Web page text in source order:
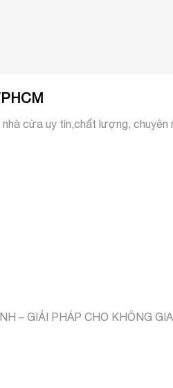
cửa uy tín,chất lượng, chuyên
– GIẢI PHÁP CHO KHÔNG